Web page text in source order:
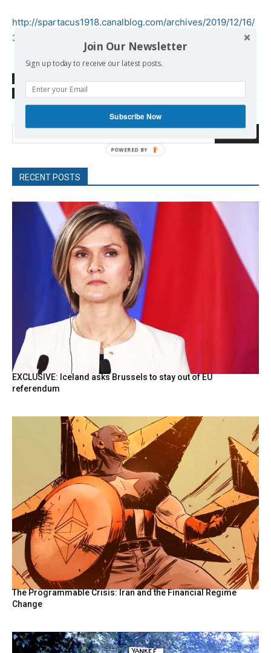
http://spartacus1918.canalblog.com/archives/2019/12/16/
37870874.html
TAGS
France Social Movement
RECENT POSTS
EXCLUSIVE: Iceland asks Brussels to stay out of EU
referendum
The Programmable Crisis: Iran and the Financial Regime
Change
Join Our Newsletter
Sign up today to receive our latest posts.
Subscribe Now